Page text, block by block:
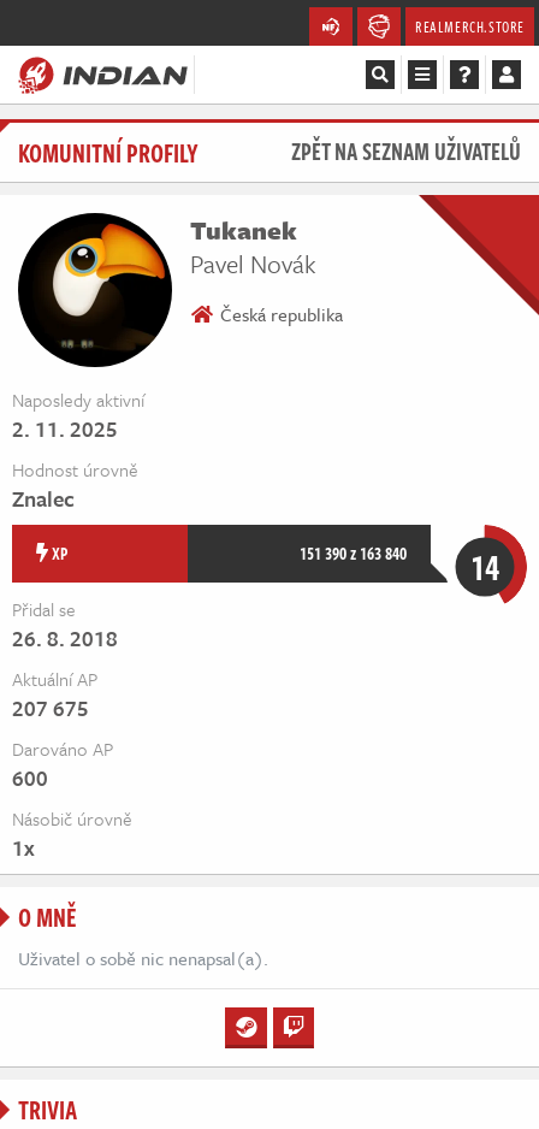
REALMERCH.STORE
Magazín
Videa
Soutěže
Databáze
Komunita
Redakce
Živě
KOMUNITNÍ PROFILY ZPĚT NA SEZNAM UŽIVATELŮ
Tukanek
Pavel Novák
Česká republika
Naposledy aktivní
2. 11. 2025
Hodnost úrovně
Znalec
XP 151 390 z 163 840 14
Přidal se
26. 8. 2018
Aktuální AP
207 675
Darováno AP
600
Násobič úrovně
1x
O MNĚ
Uživatel o sobě nic nenapsal(a).
TRIVIA